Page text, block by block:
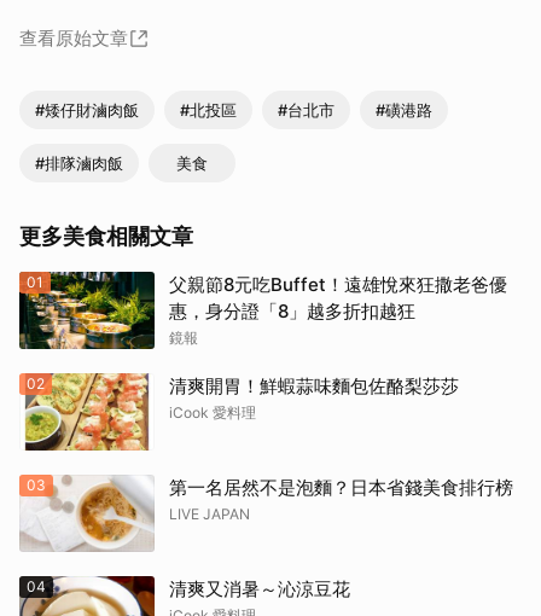
查看原始文章
#矮仔財滷肉飯 #北投區 #台北市 #磺港路
#排隊滷肉飯 美食
更多美食相關文章
01
父親節8元吃Buffet！遠雄悅來狂撒老爸優
惠，身分證「8」越多折扣越狂
鏡報
02 清爽開胃！鮮蝦蒜味麵包佐酪梨莎莎
iCook 愛料理
03 第一名居然不是泡麵？日本省錢美食排行榜
LIVE JAPAN
04 清爽又消暑～沁涼豆花